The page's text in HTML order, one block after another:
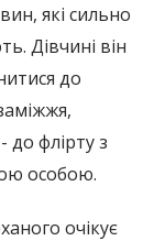
які сильно
Дівчині він
до
до флірту з
особою.
очікує